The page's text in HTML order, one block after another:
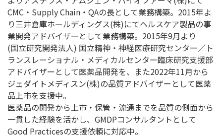
CMC・Supply Chain・QAの長として業務構築。2015年よ
り三井倉庫ホールディングス(株)にてヘルスケア製品の事
業開発アドバイザーとして業務構築。2015年9月より
(国立研究開発法人) 国立精神・神経医療研究センター／ト
ランスレーショナル・メディカルセンター臨床研究支援部
アドバイザーとして医薬品開発を、また2022年11月から
ジェダイトメディスン(株)の品質アドバイザーとして医薬
品上市を支援中。
医薬品の開発から上市・保管・流通までを品質の側面から
一貫した経験を活かし、GMDPコンサルタントとして
Good Practicesの支援依頼に対応中。